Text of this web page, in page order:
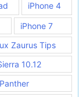
iPhone 4
iPhone 7
Zaurus Tips
10.12